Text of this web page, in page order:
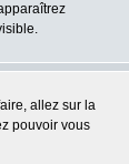
allez sur la
pouvoir vous